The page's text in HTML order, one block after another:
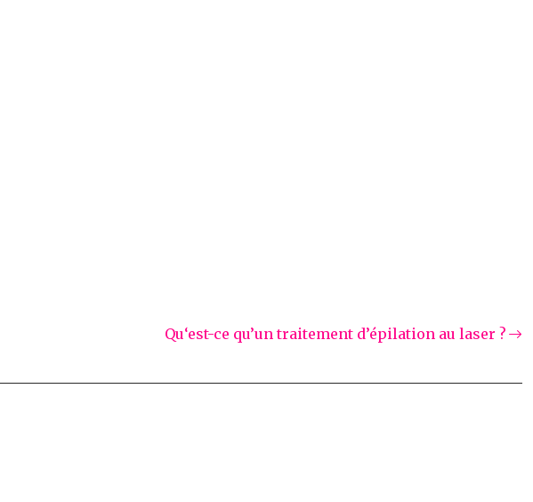
Qu‘est-ce qu’un traitement d’épilation au laser ?